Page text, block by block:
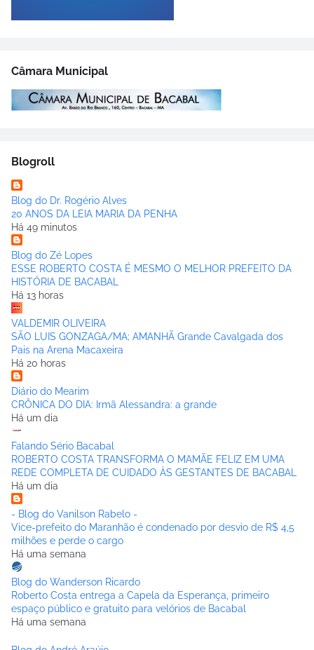
Câmara Municipal
Blogroll
Blog do Dr. Rogério Alves
20 ANOS DA LEIA MARIA DA PENHA
Há 49 minutos
Blog do Zé Lopes
ESSE ROBERTO COSTA É MESMO O MELHOR PREFEITO DA
HISTÓRIA DE BACABAL
Há 13 horas
VALDEMIR OLIVEIRA
SÃO LUIS GONZAGA/MA; AMANHÃ Grande Cavalgada dos
Pais na Arena Macaxeira
Há 20 horas
Diário do Mearim
CRÔNICA DO DIA: Irmã Alessandra: a grande
Há um dia
Falando Sério Bacabal
ROBERTO COSTA TRANSFORMA O MAMÃE FELIZ EM UMA
REDE COMPLETA DE CUIDADO ÀS GESTANTES DE BACABAL
Há um dia
- Blog do Vanilson Rabelo -
Vice-prefeito do Maranhão é condenado por desvio de R$ 4,5
milhões e perde o cargo
Há uma semana
Blog do Wanderson Ricardo
Roberto Costa entrega a Capela da Esperança, primeiro
espaço público e gratuito para velórios de Bacabal
Há uma semana